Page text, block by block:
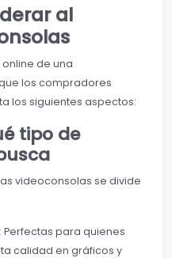
al
de una
los compradores
los siguientes aspectos:
tipo de
videoconsolas se divide
: Perfectas para quienes
calidad en gráficos y